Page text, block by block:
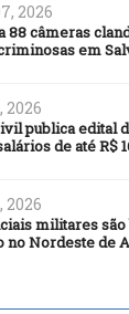
2026
88 câmeras
em
2026
publica edital
de até R$
2026
militares são
no Nordeste de